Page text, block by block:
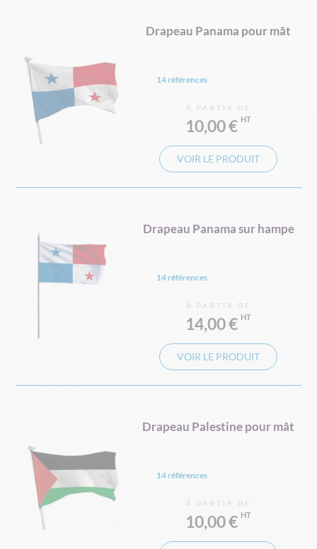
Drapeau Panama pour mât
14 références
À PARTIR DE
10,00 €
VOIR LE PRODUIT
Drapeau Panama sur hampe
14 références
À PARTIR DE
14,00 €
VOIR LE PRODUIT
Drapeau Palestine pour mât
14 références
À PARTIR DE
10,00 €